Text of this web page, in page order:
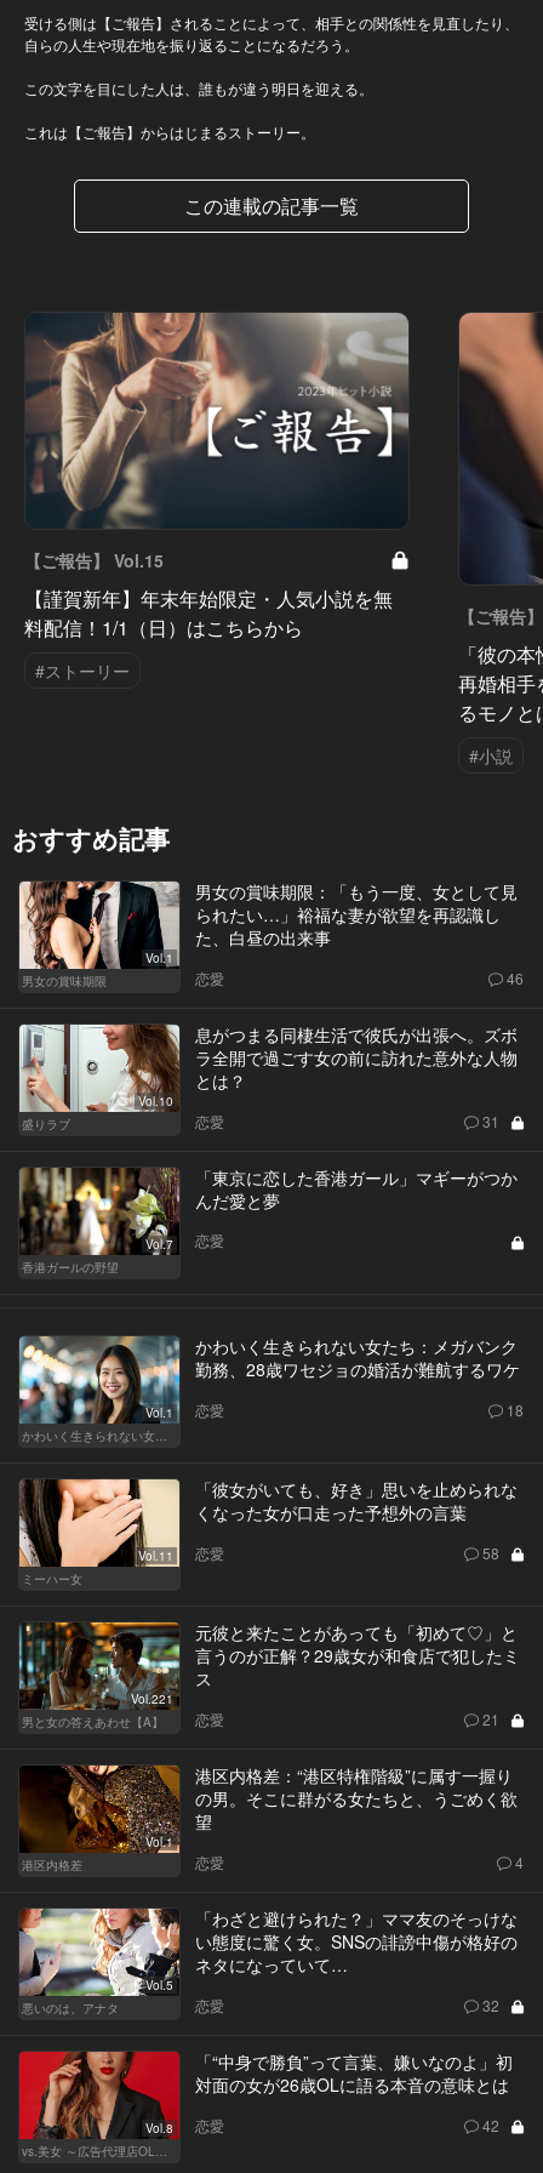
受ける側は【ご報告】されることによって、相手との関係性を見直したり、
自らの人生や現在地を振り返ることになるだろう。
この文字を目にした人は、誰もが違う明日を迎える。
これは【ご報告】からはじまるストーリー。
この連載の記事一覧
【ご報告】 Vol.15
【謹賀新年】年末年始限定・人気小説を無
料配信！1/1（日）はこちらから
#ストーリー
【ご報告
「彼の
再婚相手
るモノ
#小説
おすすめ記事
Vol.1
男女の賞味期限
男女の賞味期限：「もう一度、女として見
られたい…」裕福な妻が欲望を再認識し
た、白昼の出来事
恋愛 46
Vol.10
盛りラブ
息がつまる同棲生活で彼氏が出張へ。ズボ
ラ全開で過ごす女の前に訪れた意外な人物
とは？
恋愛 31
Vol.7
香港ガールの野望
「東京に恋した香港ガール」マギーがつか
んだ愛と夢
恋愛
Vol.1
かわいく生きられない女たち
かわいく生きられない女たち：メガバンク
勤務、28歳ワセジョの婚活が難航するワケ
恋愛 18
Vol.11
ミーハー女
「彼女がいても、好き」思いを止められな
くなった女が口走った予想外の言葉
恋愛 58
Vol.221
男と女の答えあわせ【A】
元彼と来たことがあっても「初めて♡」と
言うのが正解？29歳女が和食店で犯したミ
ス
恋愛 21
Vol.1
港区内格差
港区内格差：“港区特権階級”に属す一握り
の男。そこに群がる女たちと、うごめく欲
望
恋愛 4
Vol.5
悪いのは、アナタ
「わざと避けられた？」ママ友のそっけな
い態度に驚く女。SNSの誹謗中傷が格好の
ネタになっていて…
恋愛 32
Vol.8
vs.美女 ～広告代理店OLの挑戦～
「“中身で勝負”って言葉、嫌いなのよ」初
対面の女が26歳OLに語る本音の意味とは
恋愛 42